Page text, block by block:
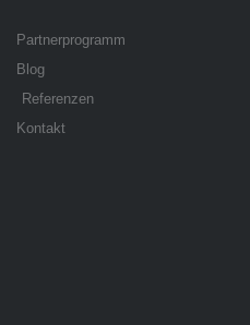
Partnerprogramm
Blog
Referenzen
Kontakt